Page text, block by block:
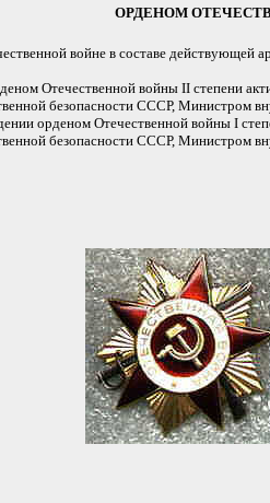
ОРДЕНОМ
войне в составе
Отечественной войны II степени
безопасности СССР, Министром
орденом Отечественной войны I
безопасности СССР, Министром